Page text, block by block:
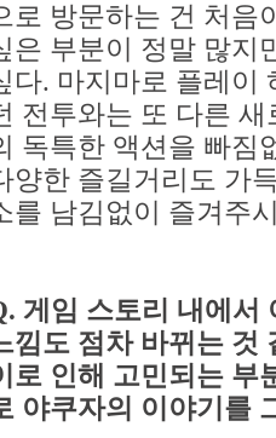
로 방문하는 건 처음
은 부분이 정말 많지
다. 마지마로 플레이
전투와는 또 다른
독특한 액션을 빠짐
양한 즐길거리도 가
를 남김없이 즐겨주
게임 스토리 내에서
낌도 점차 바뀌는 것
로 인해 고민되는 부
야쿠자의 이야기를